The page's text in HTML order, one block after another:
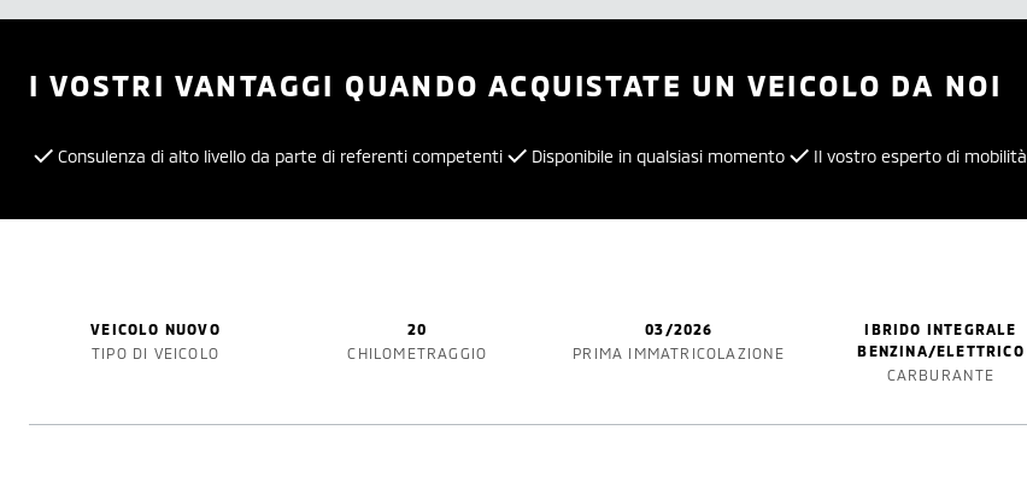
I VOSTRI VANTAGGI QUANDO ACQUISTATE UN VEICOLO DA NOI
Consulenza di alto livello da parte di referenti competenti Disponibile in qualsiasi momento Il vostro esperto di mobilità
VEICOLO NUOVO
TIPO DI VEICOLO
20
CHILOMETRAGGIO
03/2026
PRIMA IMMATRICOLAZIONE
IBRIDO INTEGRALE
BENZINA/ELETTRICO
CARBURANTE